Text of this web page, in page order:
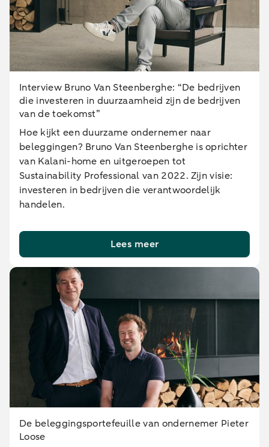
Interview Bruno Van Steenberghe: “De bedrijven
die investeren in duurzaamheid zijn de bedrijven
van de toekomst”
Hoe kijkt een duurzame ondernemer naar
beleggingen? Bruno Van Steenberghe is oprichter
van Kalani-home en uitgeroepen tot
Sustainability Professional van 2022. Zijn visie:
investeren in bedrijven die verantwoordelijk
handelen.
Lees meer
De beleggingsportefeuille van ondernemer Pieter
Loose